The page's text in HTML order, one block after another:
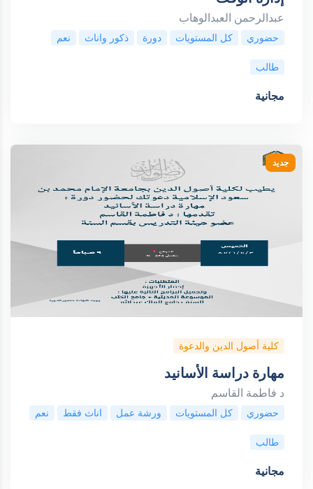
عبدالرحمن العبدالوهاب
حضوري كل المستويات دورة ذكور واناث نعم
طالب
مجانية
جديد
كلية أصول الدين والدعوة
مهارة دراسة الأسانيد
د فاطمة القاسم
حضوري كل المستويات ورشة عمل اناث فقط نعم
طالب
مجانية